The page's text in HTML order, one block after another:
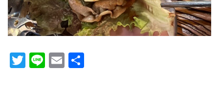
T
w
Li
n
E
m